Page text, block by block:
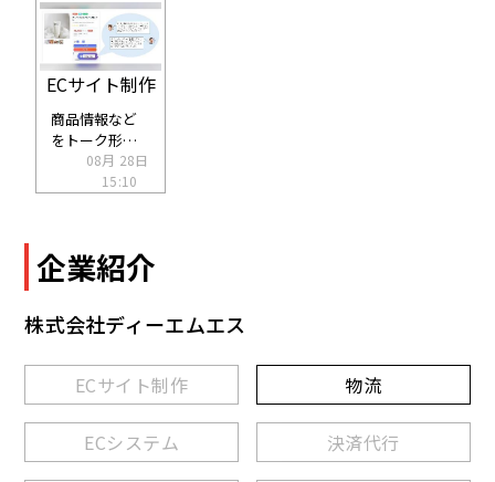
ECサイト制作
商品情報など
をトーク形式
の音声で紹介
するAI自動生成
ーエムエスが
リリース
08月 28日
15:10
企業紹介
株式会社ディーエムエス
ECサイト制作 物流
ECシステム 決済代行